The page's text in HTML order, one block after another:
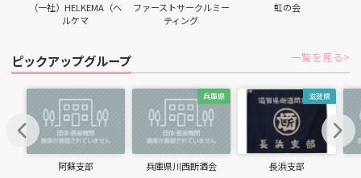
（一社）HELKEMA（ヘ
ルケマ
ファーストサークルミー
ティング
虹の会
ピックアップグループ 一覧を見る
阿蘇支部
兵庫県
兵庫県川西断酒会
滋賀県
長浜支部
chevron_left chevron_right